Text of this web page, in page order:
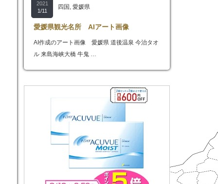
2021
1/11
四国 , 愛媛県
愛媛県観光名所 AIアート画像
AI作成のアート画像 愛媛県 道後温泉 今治タオ
ル 来島海峡大橋 牛鬼 …